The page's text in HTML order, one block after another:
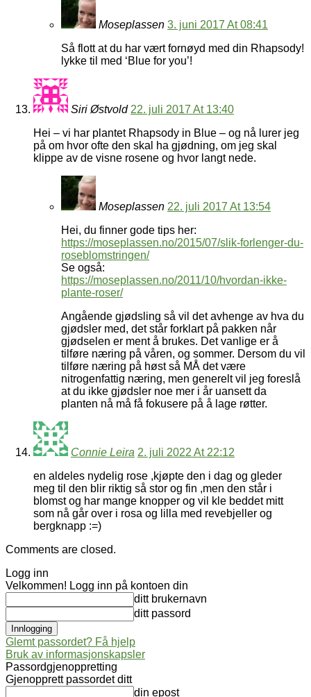
Moseplassen 3. juni 2017 At 08:41
Så flott at du har vært fornøyd med din Rhapsody!
lykke til med ‘Blue for you’!
Siri Østvold 22. juli 2017 At 13:40
Hei – vi har plantet Rhapsody in Blue – og nå lurer jeg
på om hvor ofte den skal ha gjødning, om jeg skal
klippe av de visne rosene og hvor langt nede.
Moseplassen 22. juli 2017 At 13:54
Hei, du finner gode tips her:
https://moseplassen.no/2015/07/slik-forlenger-du-
roseblomstringen/
Se også:
https://moseplassen.no/2011/10/hvordan-ikke-
plante-roser/
Angående gjødsling så vil det avhenge av hva du
gjødsler med, det står forklart på pakken når
gjødselen er ment å brukes. Det vanlige er å
tilføre næring på våren, og sommer. Dersom du vil
tilføre næring på høst så MÅ det være
nitrogenfattig næring, men generelt vil jeg foreslå
at du ikke gjødsler noe mer i år uansett da
planten nå må få fokusere på å lage røtter.
Connie Leira 2. juli 2022 At 22:12
en aldeles nydelig rose ,kjøpte den i dag og gleder
meg til den blir riktig så stor og fin ,men den står i
blomst og har mange knopper og vil kle beddet mitt
som nå går over i rosa og lilla med revebjeller og
bergknapp :=)
Comments are closed.
Logg inn
Velkommen! Logg inn på kontoen din
ditt brukernavn
ditt passord
Glemt passordet? Få hjelp
Bruk av informasjonskapsler
Passordgjenoppretting
Gjenopprett passordet ditt
din epost